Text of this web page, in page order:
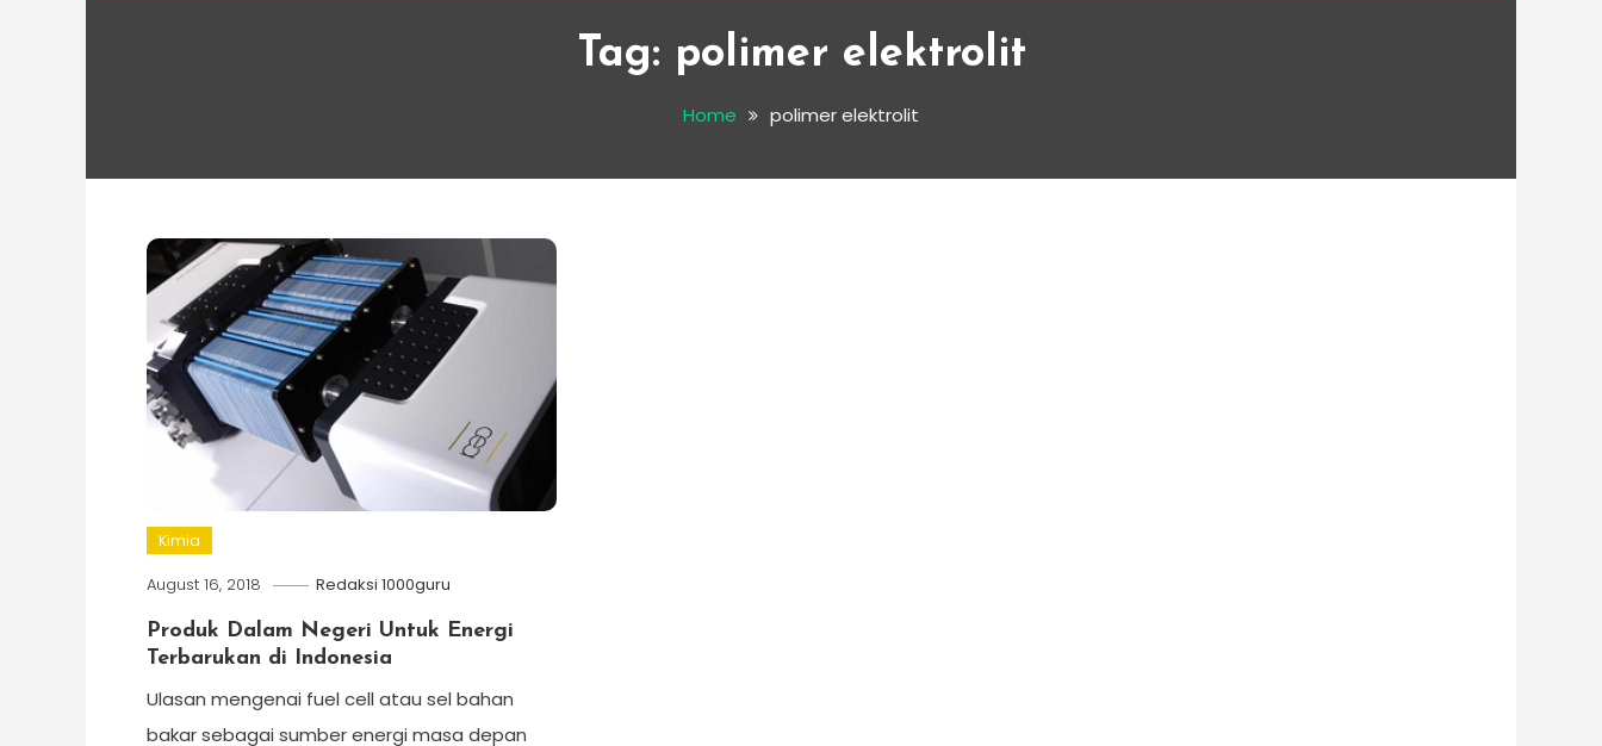
Tag: polimer elektrolit
Home polimer elektrolit
Kimia
August 16, 2018 Redaksi 1000guru
Produk Dalam Negeri Untuk Energi
Terbarukan di Indonesia
Ulasan mengenai fuel cell atau sel bahan
bakar sebagai sumber energi masa depan